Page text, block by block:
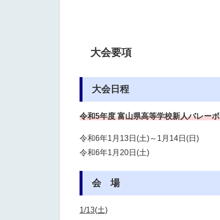
大会要項
大会日程
令和5年度 富山県高等学校新人バレー
令和6年1月13日(土)～1月14日(日)
令和6年1月20日(土)
会 場
1/13(土)